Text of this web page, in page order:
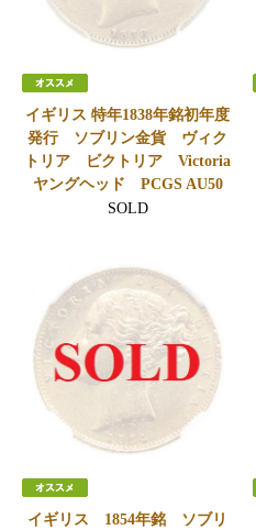
イギリス 特年1838年銘初年度
発行 ソブリン金貨 ヴィク
トリア ビクトリア Victoria
ヤングヘッド PCGS AU50
SOLD
イギリス 1854年銘 ソブリ